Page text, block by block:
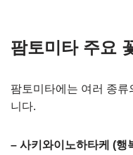
팜토미타 주요
팜토미타에는 여러 종
니다.
– 사키와이노하타케 (행